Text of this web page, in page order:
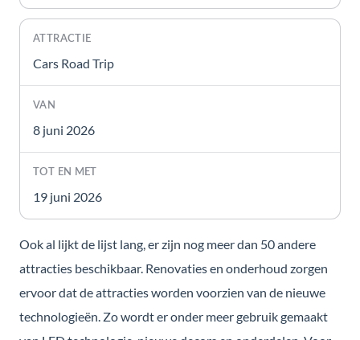
Cars Road Trip
8 juni 2026
19 juni 2026
Ook al lijkt de lijst lang, er zijn nog meer dan 50 andere
attracties beschikbaar. Renovaties en onderhoud zorgen
ervoor dat de attracties worden voorzien van de nieuwe
technologieën. Zo wordt er onder meer gebruik gemaakt